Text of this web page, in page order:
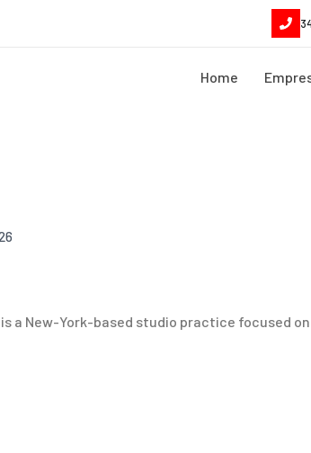
Home
a New-York-based studio practice focused